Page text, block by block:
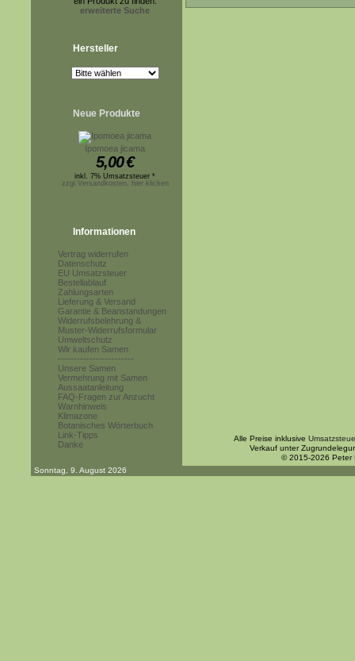
erweiterte Suche
Hersteller
Neue Produkte
Ipomoea jicama
5,00€
inkl. 7% Umsatzsteuer *
zzgl.Versandkosten, hier klicken
Informationen
Vertrag widerrufen
Datenschutz
EU Umsatzsteuer
Bestellablauf
Zahlungsarten
Lieferung & Versand
Garantie & Beanstandungen
Widerrufsbelehrung &
Muster-Widerrufsformular
Umweltschutz
Wir kaufen Samen
------------------------
Unsere Samen
Vermehrung mit Samen
Aussaatanleitung
FAQ-Fragen zur Anzucht
Warnhinweis
Klimazone
Botanisches Wörterbuch
Link-Tipps
Danke
Alle Preise inklusive
Verkauf unter
© 2015-2026 Peter
Sonntag, 9. August 2026